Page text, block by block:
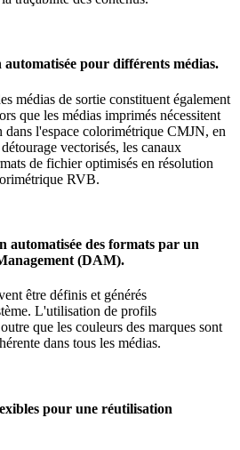
pour différents médias.
médias de sortie constituent également
que les médias imprimés nécessitent
dans l'espace colorimétrique CMJN, en
vectorisés, les canaux
de fichier optimisés en résolution
RVB.
automatisée des formats par un
(DAM).
être définis et générés
L'utilisation de profils
que les couleurs des marques sont
dans tous les médias.
pour une réutilisation